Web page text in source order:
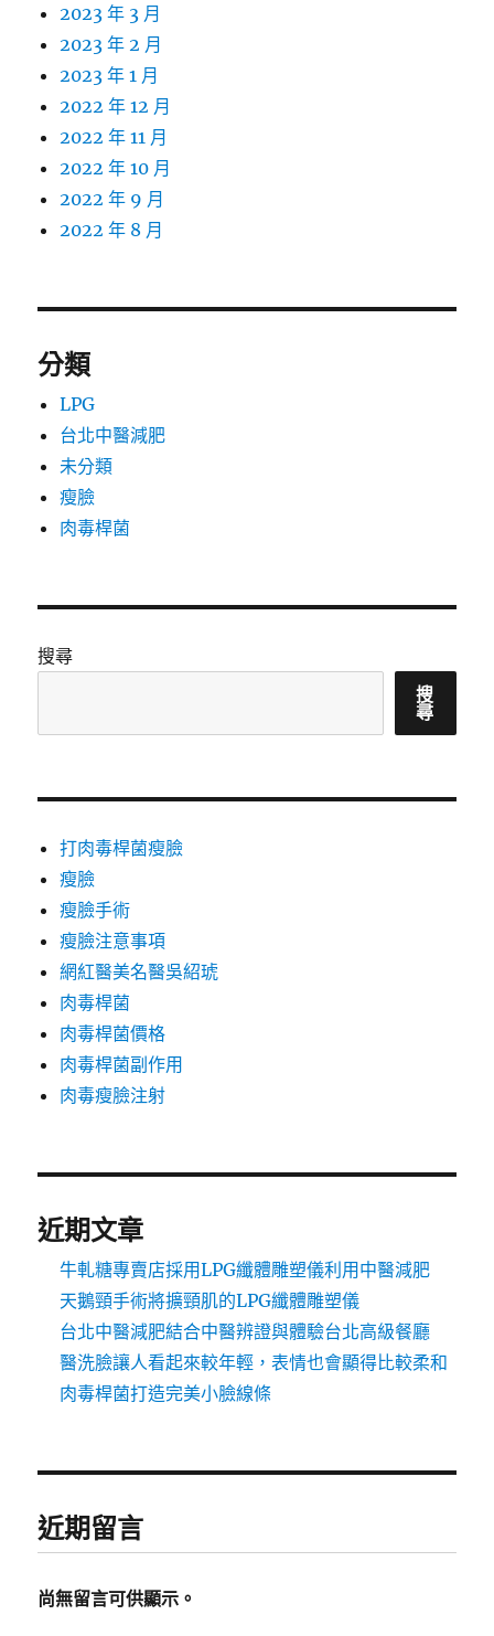
2023 年 3 月
2023 年 2 月
2023 年 1 月
2022 年 12 月
2022 年 11 月
2022 年 10 月
2022 年 9 月
2022 年 8 月
分類
LPG
台北中醫減肥
未分類
瘦臉
肉毒桿菌
搜尋
搜
尋
打肉毒桿菌瘦臉
瘦臉
瘦臉手術
瘦臉注意事項
網紅醫美名醫吳紹琥
肉毒桿菌
肉毒桿菌價格
肉毒桿菌副作用
肉毒瘦臉注射
近期文章
牛軋糖專賣店採用LPG纖體雕塑儀利用中醫減肥
天鵝頸手術將擴頸肌的LPG纖體雕塑儀
台北中醫減肥結合中醫辨證與體驗台北高級餐廳
醫洗臉讓人看起來較年輕，表情也會顯得比較柔和
肉毒桿菌打造完美小臉線條
近期留言
尚無留言可供顯示。